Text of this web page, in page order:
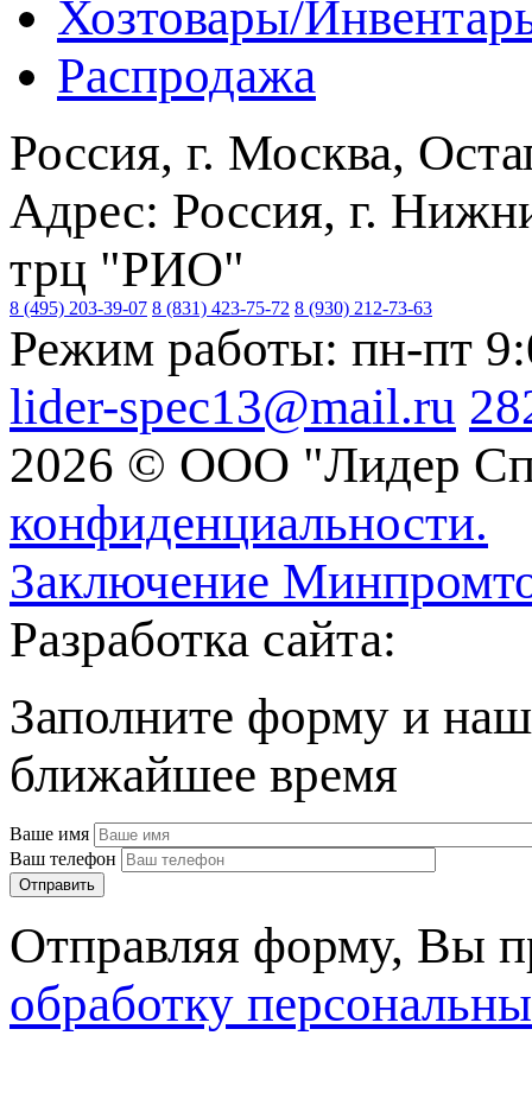
Хозтовары/
Распродажа
Россия, г. Москва,
Адрес: Россия, г.
трц "РИО"
8 (495) 203-39-07 8 (831) 423-75-72 8 (930) 212-73-63
Режим работы: пн-пт
lider-spec13@mail.ru
2026 © ООО "Лидер
конфиденциальности.
Заключение
Разработка сайта:
Заполните форму и
ближайшее время
Ваше имя
Ваш телефон
Отправляя форму, Вы
обработку